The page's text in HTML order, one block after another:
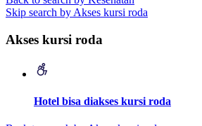
Skip search by Akses kursi roda
Akses kursi roda
Hotel bisa diakses kursi roda